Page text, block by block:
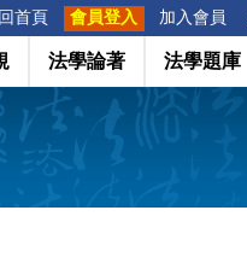
回首頁 會員登入 加入會員
法學論著 法學題庫